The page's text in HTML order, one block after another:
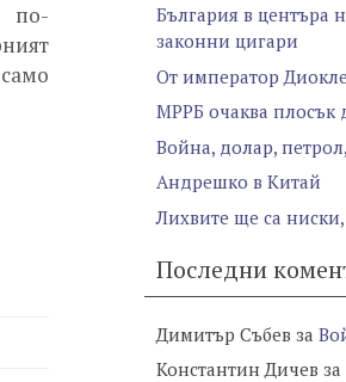
по-
България в центъра
законни цигари
От император
МРРБ очаква плосък
Война, долар,
Андрешко в Китай
Лихвите ще са
Последни
Димитър Събев за
Константин Дичев за